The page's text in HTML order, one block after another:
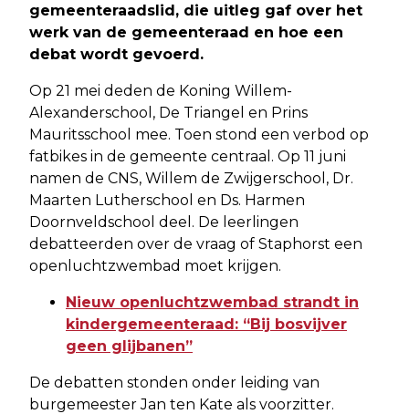
gemeenteraadslid, die uitleg gaf over het
werk van de gemeenteraad en hoe een
debat wordt gevoerd.
Op 21 mei deden de Koning Willem-
Alexanderschool, De Triangel en Prins
Mauritsschool mee. Toen stond een verbod op
fatbikes in de gemeente centraal. Op 11 juni
namen de CNS, Willem de Zwijgerschool, Dr.
Maarten Lutherschool en Ds. Harmen
Doornveldschool deel. De leerlingen
debatteerden over de vraag of Staphorst een
openluchtzwembad moet krijgen.
Nieuw openluchtzwembad strandt in
kindergemeenteraad: “Bij bosvijver
geen glijbanen”
De debatten stonden onder leiding van
burgemeester Jan ten Kate als voorzitter.